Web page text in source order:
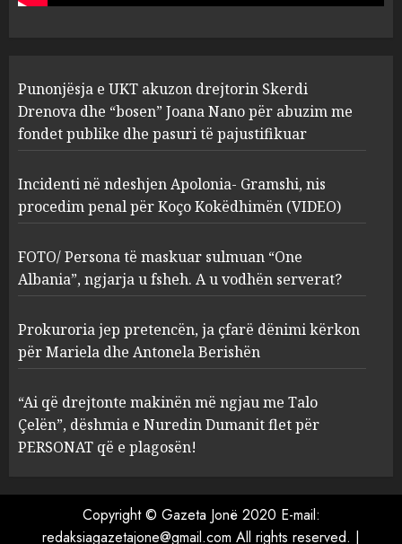
1
pasuri të pajustifikuar
2
Apolonia- Gramshi, nis
procedim penal për Koço
Kokëdhimën (VIDEO)
MARCH 27, 2025
3
FOTO/ Persona të maskuar
sulmuan “One Albania”,
ngjarja u fsheh. A u vodhën
serverat?
4
Prokuroria jep pretencën, ja
çfarë dënimi kërkon për
Berishën
MARCH 25, 2025
“Ai që drejtonte makinën më
ngjau me Talo Çelën”,
dëshmia e Nuredin Dumanit
Punonjësja e UKT akuzon drejtorin Skerdi
Drenova dhe “bosen” Joana Nano për abuzim me
fondet publike dhe pasuri të pajustifikuar
Incidenti në ndeshjen Apolonia- Gramshi, nis
procedim penal për Koço Kokëdhimën (VIDEO)
FOTO/ Persona të maskuar sulmuan “One
Albania”, ngjarja u fsheh. A u vodhën serverat?
Prokuroria jep pretencën, ja çfarë dënimi kërkon
për Mariela dhe Antonela Berishën
“Ai që drejtonte makinën më ngjau me Talo
Çelën”, dëshmia e Nuredin Dumanit flet për
PERSONAT që e plagosën!
Copyright © Gazeta Jonë 2020 E-mail:
redaksiagazetajone@gmail.com All rights reserved. |